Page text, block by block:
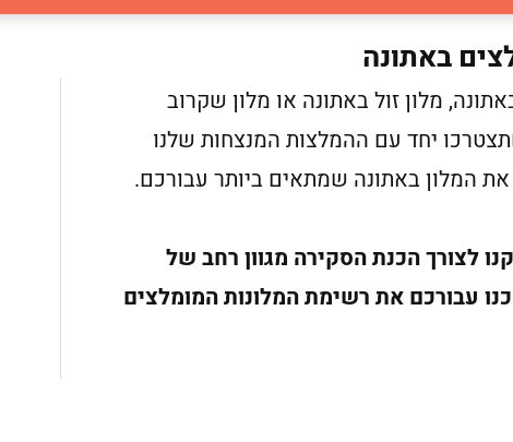
באתונה
מלון זול באתונה או מלון שקרוב
יחד עם ההמלצות המנצחות שלנו
לצורך הכנת הסקירה מגוון רחב של
עבורכם את רשימת המלונות המומלצים